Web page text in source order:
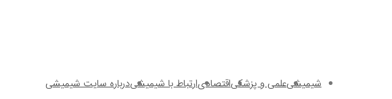
شیمیشیعلمی و پزشکیاقتصادیارتباط با شیمیشیدرباره سایت شیمیشی